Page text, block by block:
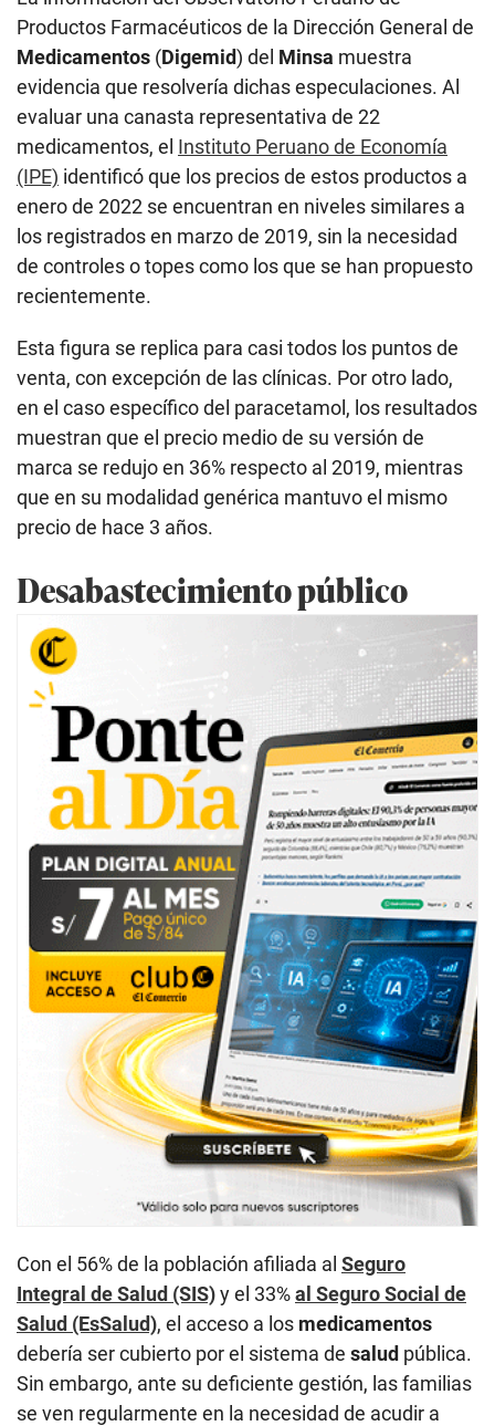
Productos Farmacéuticos de la Dirección General de
Medicamentos (Digemid) del Minsa muestra
evidencia que resolvería dichas especulaciones. Al
evaluar una canasta representativa de 22
medicamentos, el Instituto Peruano de Economía
(IPE) identificó que los precios de estos productos a
enero de 2022 se encuentran en niveles similares a
los registrados en marzo de 2019, sin la necesidad
de controles o topes como los que se han propuesto
recientemente.
Esta figura se replica para casi todos los puntos de
venta, con excepción de las clínicas. Por otro lado,
en el caso específico del paracetamol, los resultados
muestran que el precio medio de su versión de
marca se redujo en 36% respecto al 2019, mientras
que en su modalidad genérica mantuvo el mismo
precio de hace 3 años.
Desabastecimiento público
Con el 56% de la población afiliada al Seguro
Integral de Salud (SIS)y el 33%al Seguro Social de
Salud (EsSalud), el acceso a los medicamentos
debería ser cubierto por el sistema de salud pública.
Sin embargo, ante su deficiente gestión, las familias
se ven regularmente en la necesidad de acudir a